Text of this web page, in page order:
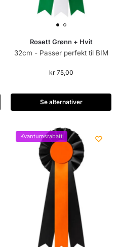
Rosett Grønn + Hvit
32cm - Passer perfekt til BIM
kr75,00
Se alternativer
Kvantumsrabatt